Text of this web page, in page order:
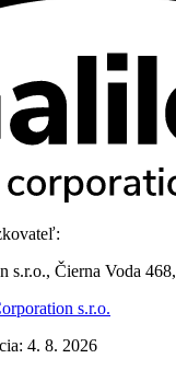
s.r.o., Čierna Voda
s.r.o.
4. 8. 2026